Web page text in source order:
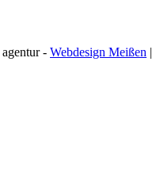
- Webdesign Meißen |